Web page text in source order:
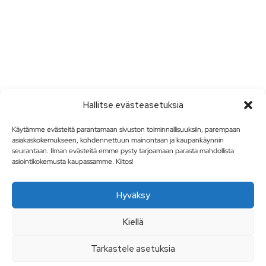
Hallitse evästeasetuksia
Käytämme evästeitä parantamaan sivuston toiminnallisuuksiin, parempaan
asiakaskokemukseen, kohdennettuun mainontaan ja kaupankäynnin
seurantaan. Ilman evästeitä emme pysty tarjoamaan parasta mahdollista
asiointikokemusta kaupassamme. Kiitos!
Hyväksy
Kiellä
Tarkastele asetuksia